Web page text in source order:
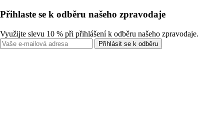
Přihlaste se k odběru našeho zpravodaje
Využijte slevu 10 % při přihlášení k odběru našeho zpravodaje.
Přihlásit se k odběru